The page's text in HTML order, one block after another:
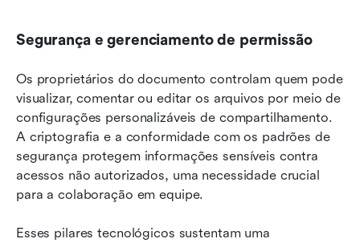
Segurança e gerenciamento de permissão
Os proprietários do documento controlam quem pode
visualizar, comentar ou editar os arquivos por meio de
configurações personalizáveis de compartilhamento.
A criptografia e a conformidade com os padrões de
segurança protegem informações sensíveis contra
acessos não autorizados, uma necessidade crucial
para a colaboração em equipe.
Esses pilares tecnológicos sustentam uma